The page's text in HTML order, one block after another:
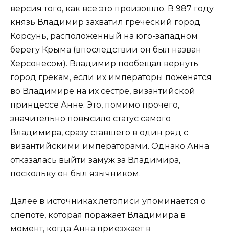
версия того, как все это произошло. В 987 году
князь Владимир захватил греческий город
Корсунь, расположенный на юго-западном
берегу Крыма (впоследствии он был назван
Херсонесом). Владимир пообещал вернуть
город грекам, если их императоры поженятся
во Владимире на их сестре, византийской
принцессе Анне. Это, помимо прочего,
значительно повысило статус самого
Владимира, сразу ставшего в один ряд с
византийскими императорами. Однако Анна
отказалась выйти замуж за Владимира,
поскольку он был язычником.
Далее в источниках летописи упоминается о
слепоте, которая поражает Владимира в
момент, когда Анна приезжает в